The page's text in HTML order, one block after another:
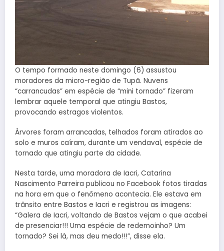
O tempo formado neste domingo (6) assustou
moradores da micro-região de Tupã. Nuvens
“carrancudas” em espécie de “mini tornado” fizeram
lembrar aquele temporal que atingiu Bastos,
provocando estragos violentos.
Árvores foram arrancadas, telhados foram atirados ao
solo e muros caíram, durante um vendaval, espécie de
tornado que atingiu parte da cidade.
Nesta tarde, uma moradora de Iacri, Catarina
Nascimento Parreira publicou no Facebook fotos tiradas
na hora em que o fenômeno acontecia. Ele estava em
trânsito entre Bastos e Iacri e registrou as imagens:
“Galera de Iacri, voltando de Bastos vejam o que acabei
de presenciar!!! Uma espécie de redemoinho? Um
tornado? Sei lá, mas deu medo!!!”, disse ela.